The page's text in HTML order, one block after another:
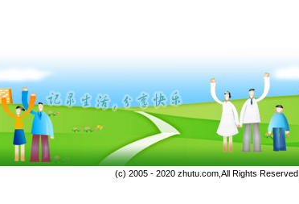
(c) 2005 - 2020 zhutu.com,All Rights Reserved